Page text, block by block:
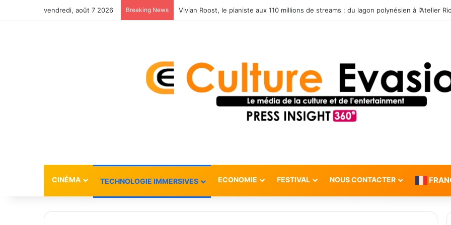
vendredi, août 7 2026 Breaking News
CINÉMA TECHNOLOGIE IMMERSIVES ECONOMIE FESTIVAL NOUS CONTACTER